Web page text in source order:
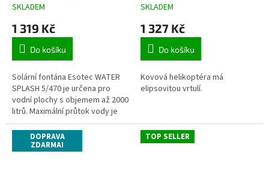
Průměrné
produktu
4,5
5
hvězdiček.
SKLADEM
1 319 Kč
Do košíku
Solární fontána Esotec WATER
SPLASH 5/470 je určena pro
vodní plochy s objemem až 2000
litrů. Maximální průtok vody je
470l/h. Výška vodního sloupce
fontány je až 60 cm....
Průměrné
produktu
5,0
5
hvězdiček.
SKLADEM
1 327 Kč
Do košíku
Kovová helikoptéra má
elipsovitou vrtulí.
DOPRAVA
ZDARMA!
TOP SELLER